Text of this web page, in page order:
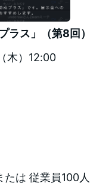
ラス」（第8回）
木）12:00
は 従業員100人